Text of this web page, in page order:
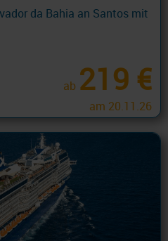
da Bahia an Santos mit
ab 219 €
am 20.11.26